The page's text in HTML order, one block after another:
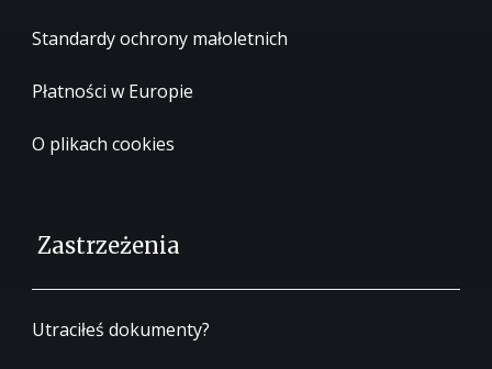
Standardy ochrony małoletnich
Płatności w Europie
O plikach cookies
Zastrzeżenia
Utraciłeś dokumenty?